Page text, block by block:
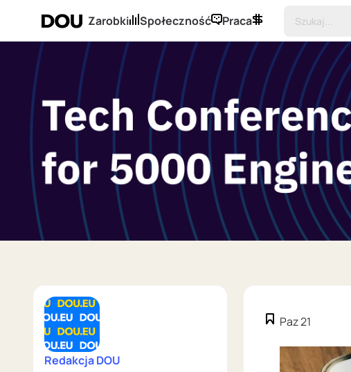
Zarobki Społeczność Praca
Redakcja DOU
Paz 21